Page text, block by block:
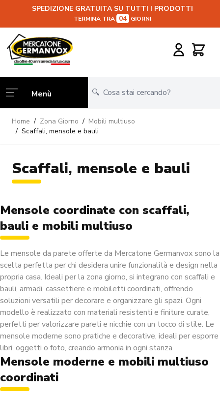
SPEDIZIONE GRATUITA SU TUTTI I PRODOTTI
TERMINA TRA 04 GIORNI
Salta al contenuto
Carrello
Menù
Home / Zona Giorno / Mobili multiuso
/ Scaffali, mensole e bauli
Scaffali, mensole e bauli
Mensole coordinate con scaffali,
bauli e mobili multiuso
Le mensole da parete offerte da Mercatone Germanvox sono la
scelta perfetta per chi desidera unire funzionalità e design nella
propria casa. Ideali per la zona giorno, si integrano con scaffali e
bauli, armadi, cassettiere e mobiletti coordinati, offrendo
soluzioni versatili per decorare e organizzare gli spazi. Ogni
modello è realizzato con materiali resistenti e finiture curate,
perfetti per valorizzare pareti e nicchie con un tocco di stile. Le
mensole moderne sono pratiche e decorative, ideali per esporre
libri, oggetti o foto, creando armonia in ogni stanza.
Mensole moderne e mobili multiuso
coordinati